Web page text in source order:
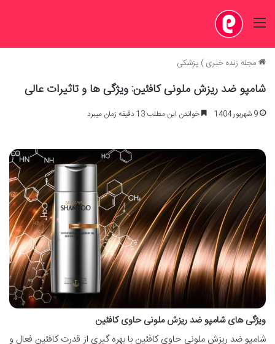
منو
مجله زنده خبری) پزشکی
شامپو ضد ریزش ملونی کافئین: ویژگی ها و تاثیرات عالی
9 شهریور 1404 خواندن این مطلب 13 دقیقه زمان میبرد
ویژگی های شامپو ضد ریزش ملونی حاوی کافئین
شامپو ضد ریزش ملونی حاوی کافئین با بهره گیری از قدرت کافئین فعال و